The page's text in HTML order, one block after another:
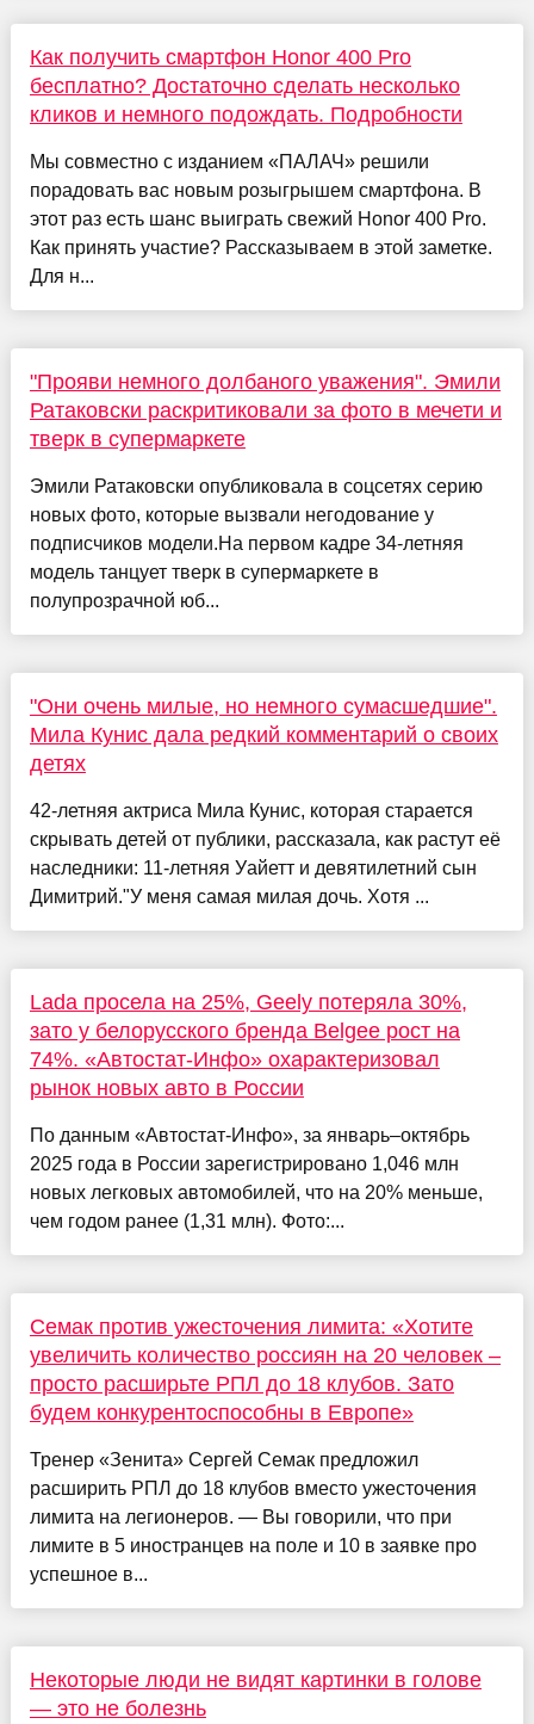
Как получить смартфон Honor 400 Pro
бесплатно? Достаточно сделать несколько
кликов и немного подождать. Подробности
Мы совместно с изданием «ПАЛАЧ» решили
порадовать вас новым розыгрышем смартфона. В
этот раз есть шанс выиграть свежий Honor 400 Pro.
Как принять участие? Рассказываем в этой заметке.
Для н...
"Прояви немного долбаного уважения". Эмили
Ратаковски раскритиковали за фото в мечети и
тверк в супермаркете
Эмили Ратаковски опубликовала в соцсетях серию
новых фото, которые вызвали негодование у
подписчиков модели.На первом кадре 34-летняя
модель танцует тверк в супермаркете в
полупрозрачной юб...
"Они очень милые, но немного сумасшедшие".
Мила Кунис дала редкий комментарий о своих
детях
42-летняя актриса Мила Кунис, которая старается
скрывать детей от публики, рассказала, как растут её
наследники: 11-летняя Уайетт и девятилетний сын
Димитрий."У меня самая милая дочь. Хотя ...
Lada просела на 25%, Geely потеряла 30%,
зато у белорусского бренда Belgee рост на
74%. «Автостат-Инфо» охарактеризовал
рынок новых авто в России
По данным «Автостат-Инфо», за январь–октябрь
2025 года в России зарегистрировано 1,046 млн
новых легковых автомобилей, что на 20% меньше,
чем годом ранее (1,31 млн). Фото:...
Семак против ужесточения лимита: «Хотите
увеличить количество россиян на 20 человек –
просто расширьте РПЛ до 18 клубов. Зато
будем конкурентоспособны в Европе»
Тренер «Зенита» Сергей Семак предложил
расширить РПЛ до 18 клубов вместо ужесточения
лимита на легионеров. — Вы говорили, что при
лимите в 5 иностранцев на поле и 10 в заявке про
успешное в...
Некоторые люди не видят картинки в голове
— это не болезнь